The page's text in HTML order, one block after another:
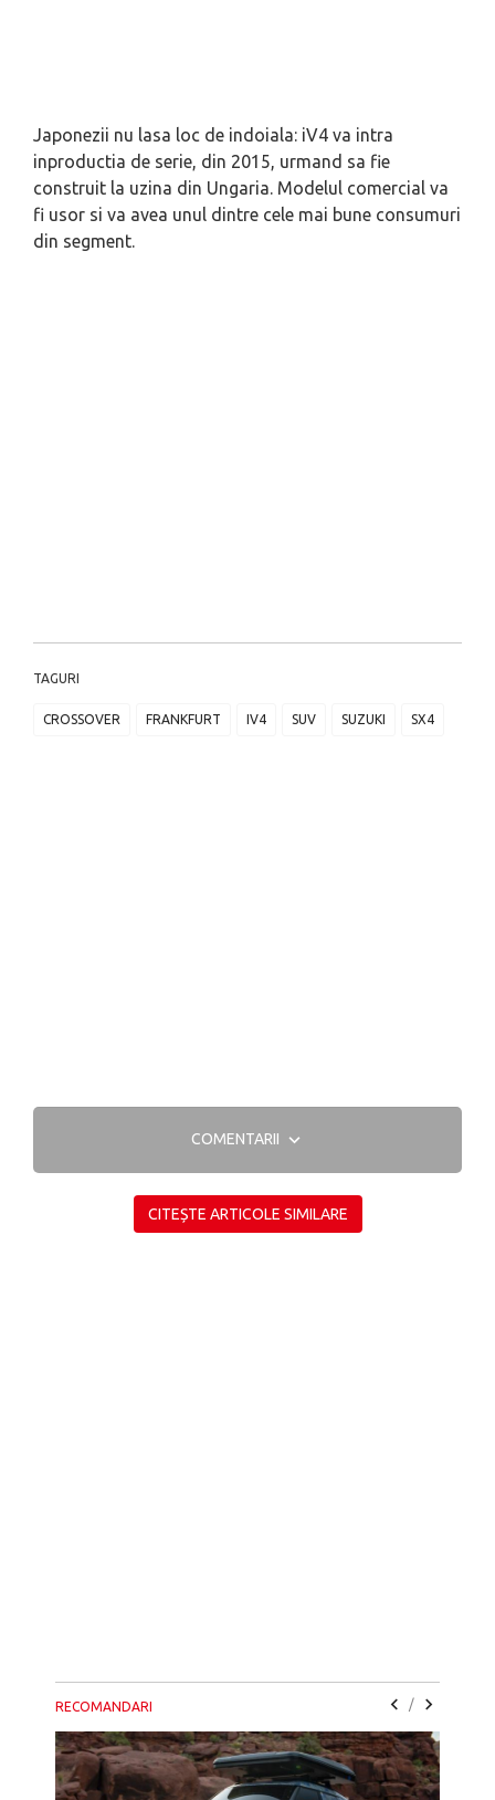
Japonezii nu lasa loc de indoiala: iV4 va intra
inproductia de serie, din 2015, urmand sa fie
construit la uzina din Ungaria. Modelul comercial va
fi usor si va avea unul dintre cele mai bune consumuri
din segment.
TAGURI
CROSSOVER FRANKFURT IV4 SUV SUZUKI SX4
COMENTARII
CITEȘTE ARTICOLE SIMILARE
RECOMANDARI /